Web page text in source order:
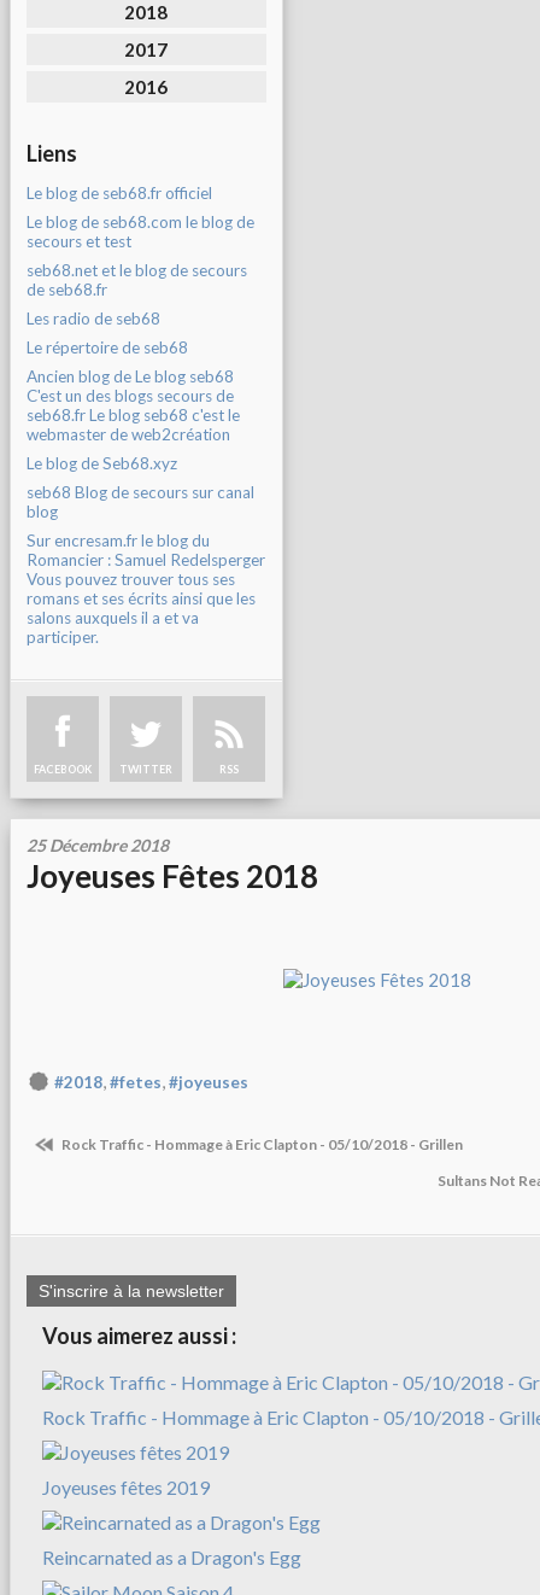
2018
2017
2016
Liens
Le blog de seb68.fr officiel
Le blog de seb68.com le blog de
secours et test
seb68.net et le blog de secours
de seb68.fr
Les radio de seb68
Le répertoire de seb68
Ancien blog de Le blog seb68
C'est un des blogs secours de
seb68.fr Le blog seb68 c'est le
webmaster de web2création
Le blog de Seb68.xyz
seb68 Blog de secours sur canal
blog
Sur encresam.fr le blog du
Romancier : Samuel Redelsperger
Vous pouvez trouver tous ses
romans et ses écrits ainsi que les
salons auxquels il a et va
participer.
FACEBOOK TWITTER RSS
25 Décembre 2018
Joyeuses Fêtes 2018
#2018,#fetes,#joyeuses
Rock Traffic - Hommage à Eric Clapton - 05/10/2018 - Grillen
Sultans Not
S'inscrire à la newsletter
Vous aimerez aussi :
Rock Traffic - Hommage à Eric Clapton - 05/10/2018 -
Joyeuses fêtes 2019
Reincarnated as a Dragon's Egg